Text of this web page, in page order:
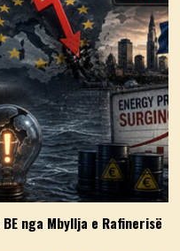
nga Mbyllja e Rafinerisë